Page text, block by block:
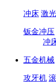
冲床 激
钣金冲压
冲
五金机械
攻牙机